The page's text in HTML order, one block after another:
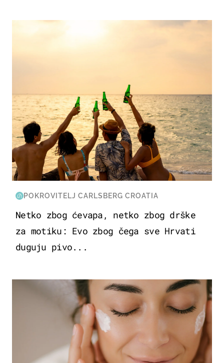
POKROVITELJ CARLSBERG CROATIA
Netko zbog ćevapa, netko zbog drške
za motiku: Evo zbog čega sve Hrvati
duguju pivo...
MODA & LJEPOTA